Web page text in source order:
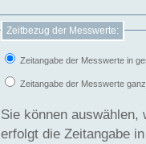
Zeitbezug der Messwerte:
Zeitangabe der Messwerte in
Zeitangabe der Messwerte
Sie können auswählen,
erfolgt die Zeitangabe